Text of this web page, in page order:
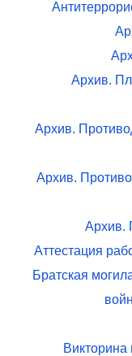
Архив.
Архив.
Архив.
Архив.
Аттестация
Братская
Викторина